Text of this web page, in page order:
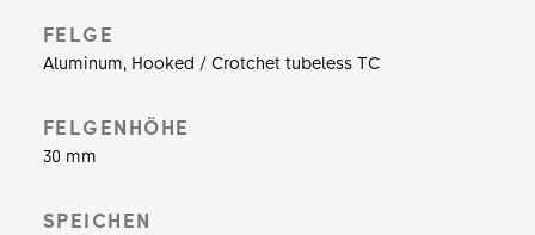
Hab einfach Spass und zieh die Blicke auf dich!
FELGE
Aluminum, Hooked / Crotchet tubeless TC
FELGENHÖHE
30 mm
SPEICHEN